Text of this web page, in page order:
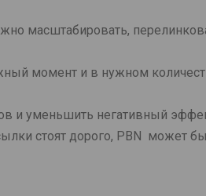
масштабировать,
момент и в нужном
и уменьшить негативный
стоят дорого, PBN может